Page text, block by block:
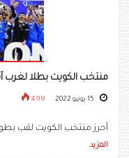
منتخب الكويت بطلا لغرب
499
أحرز منتخب الكويت لقب
المزيد